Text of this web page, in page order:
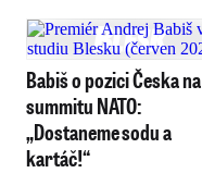
Babiš o pozici Česka na
summitu NATO:
„Dostaneme sodu a
kartáč!“